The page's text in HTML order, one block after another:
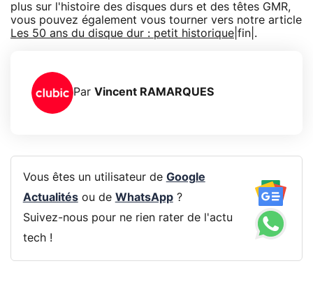
plus sur l'histoire des disques durs et des têtes GMR,
vous pouvez également vous tourner vers notre article
Les 50 ans du disque dur : petit historique |fin|.
Par Vincent RAMARQUES
Vous êtes un utilisateur de Google
Actualitésou de WhatsApp?
Suivez-nous pour ne rien rater de l'actu
tech !